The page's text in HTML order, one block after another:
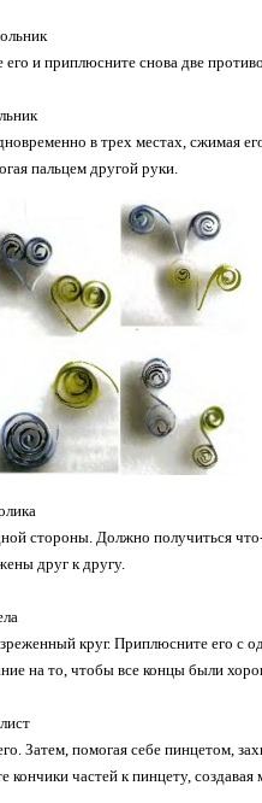
и приплюсните снова две
в трех местах, сжимая
пальцем другой руки.
стороны. Должно получиться
друг к другу.
круг. Приплюсните его с
на то, чтобы все концы были
Затем, помогая себе пинцетом,
частей к пинцету,